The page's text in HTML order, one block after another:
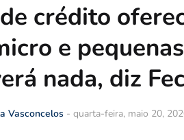
crédito
e
nada, diz
Vasconcelos - quarta-feira, maio 20,